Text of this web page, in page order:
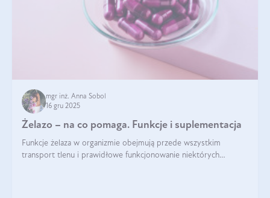
mgr inż. Anna Sobol
16 gru 2025
Żelazo – na co pomaga. Funkcje i suplementacja
Funkcje żelaza w organizmie obejmują przede wszystkim
transport tlenu i prawidłowe funkcjonowanie niektórych